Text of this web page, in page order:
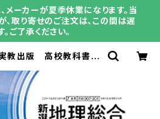
ーカーが夏季休業になります。当
、取り寄せのご注文は、この間は遅
。ご了承ください。
教出版 高校教科書
番：地総007-901］
：9784407206845
B0GV8DVBCH SK
| 育之書店（いくの
しょてん）